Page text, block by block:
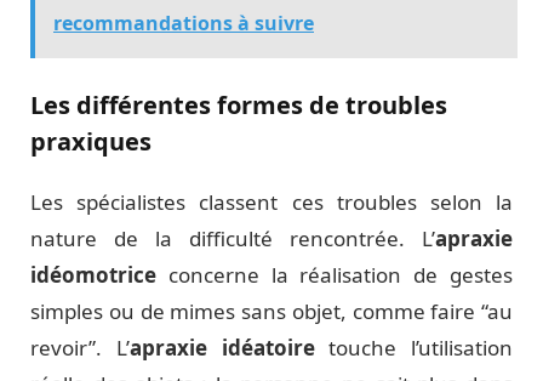
recommandations à suivre
Les différentes formes de troubles
praxiques
Les spécialistes classent ces troubles selon la
nature de la difficulté rencontrée. L’apraxie
idéomotrice concerne la réalisation de gestes
simples ou de mimes sans objet, comme faire “au
revoir”. L’apraxie idéatoiretouche l’utilisation